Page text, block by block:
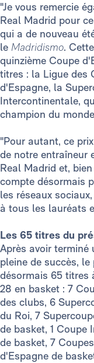
"Je vous remercie
Real Madrid pour
qui a de nouveau
le Madridismo.
quinzième Coupe
titres : la Ligue des
d'Espagne, la
Intercontinentale,
champion du
"Pour autant, ce
de notre entraîneur
Real Madrid et,
compte désormais
les réseaux
à tous les lauréats
Les 65 titres du
Après avoir terminé
pleine de succès,
désormais 65 titres
28 en basket : 7
des clubs, 6
du Roi, 7
de basket, 1 Coupe
de basket, 7
d'Espagne de